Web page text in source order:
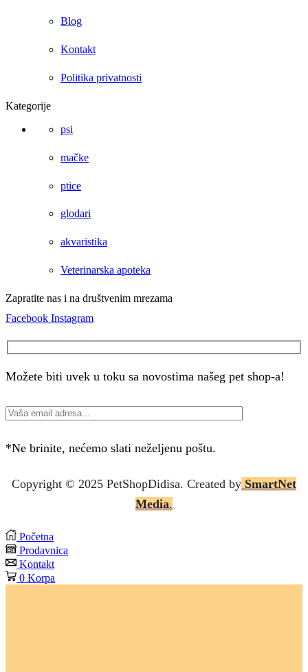
Blog
Kontakt
Politika privatnosti
Kategorije
psi
mačke
ptice
glodari
akvaristika
Veterinarska apoteka
Zapratite nas i na društvenim mrezama
Facebook Instagram
Možete biti uvek u toku sa novostima našeg pet shop-a!
*Ne brinite, nećemo slati neželjenu poštu.
Copyright © 2025 PetShopDidisa. Created by SmartNet
Media.
Početna
Prodavnica
Kontakt
0 Korpa